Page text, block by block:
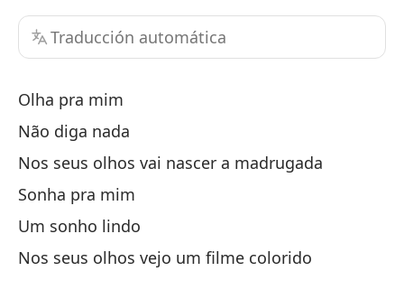
Traducción automática
Olha pra mim
Não diga nada
Nos seus olhos vai nascer a madrugada
Sonha pra mim
Um sonho lindo
Nos seus olhos vejo um filme colorido